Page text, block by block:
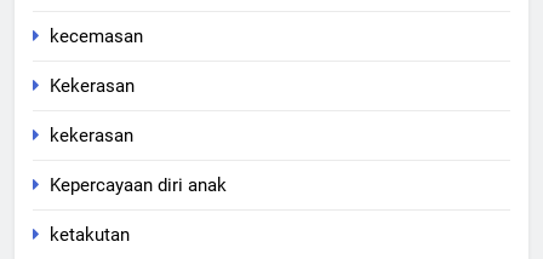
kecemasan
Kekerasan
kekerasan
Kepercayaan diri anak
ketakutan